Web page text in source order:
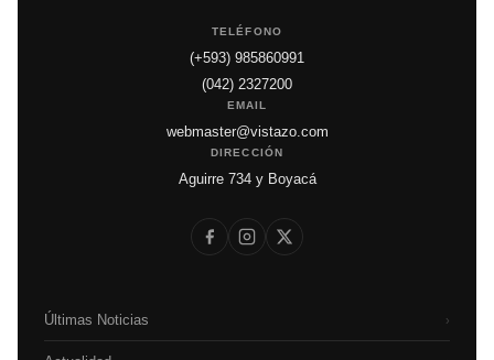
TELÉFONO
(+593) 985860991
(042) 2327200
EMAIL
webmaster@vistazo.com
DIRECCIÓN
Aguirre 734 y Boyacá
Últimas Noticias ›